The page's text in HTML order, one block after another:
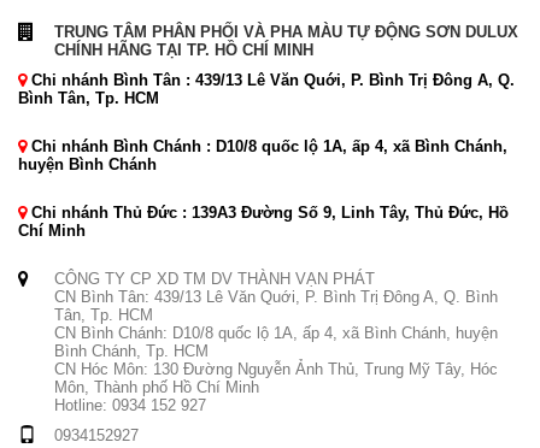
TRUNG TÂM PHÂN PHỐI VÀ PHA MÀU TỰ ĐỘNG SƠN DULUX
CHÍNH HÃNG TẠI TP. HỒ CHÍ MINH
Chi nhánh Bình Tân : 439/13 Lê Văn Quới, P. Bình Trị Đông A, Q.
Bình Tân, Tp. HCM
Chi nhánh Bình Chánh : D10/8 quốc lộ 1A, ấp 4, xã Bình Chánh,
huyện Bình Chánh
Chi nhánh Thủ Đức : 139A3 Đường Số 9, Linh Tây, Thủ Đức, Hồ
Chí Minh
CÔNG TY CP XD TM DV THÀNH VẠN PHÁT
CN Bình Tân: 439/13 Lê Văn Quới, P. Bình Trị Đông A, Q. Bình
Tân, Tp. HCM
CN Bình Chánh: D10/8 quốc lộ 1A, ấp 4, xã Bình Chánh, huyện
Bình Chánh, Tp. HCM
CN Hóc Môn: 130 Đường Nguyễn Ảnh Thủ, Trung Mỹ Tây, Hóc
Môn, Thành phố Hồ Chí Minh
Hotline: 0934 152 927
0934152927